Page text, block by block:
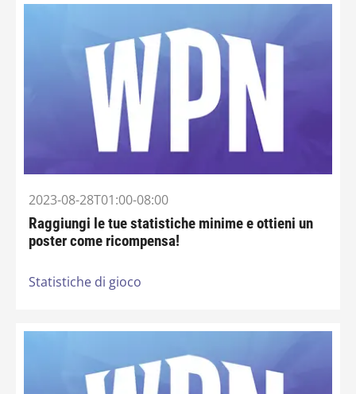
2023-08-28T01:00-08:00
Raggiungi le tue statistiche minime e ottieni un
poster come ricompensa!
Statistiche di gioco